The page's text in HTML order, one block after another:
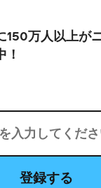
150万人以上が
！
登録する